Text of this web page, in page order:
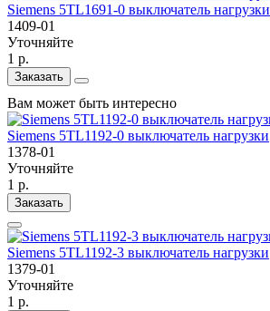
Siemens 5TL1691-0 выключатель нагрузки
1409-01
Уточняйте
1 р.
Заказать
Вам может быть интересно
Siemens 5TL1192-0 выключатель нагрузки
1378-01
Уточняйте
1 р.
Заказать
Siemens 5TL1192-3 выключатель нагрузки
1379-01
Уточняйте
1 р.